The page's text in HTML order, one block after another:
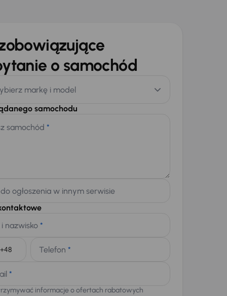
o samochód
markę i model
samochodu
samochód *
ogłoszenia w innym serwisie
nazwisko *
Telefon *
*
informacje o ofertach rabatowych